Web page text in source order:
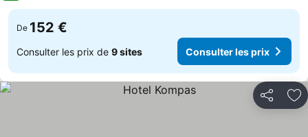
De 152 €
Consulter les prix de 9 sites Consulter les prix
Partager